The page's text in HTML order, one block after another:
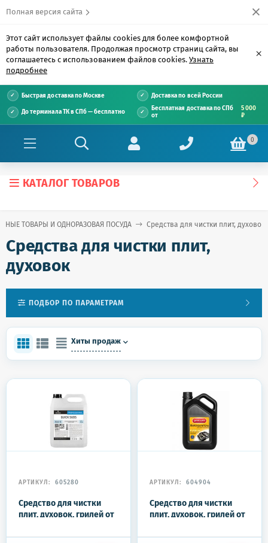
Полная версия сайта
Этот сайт использует файлы cookies для более комфортной
работы пользователя. Продолжая просмотр страниц сайта, вы
соглашаетесь с использованием файлов cookies. Узнать
подробнее
×
Быстрая доставка по Москве Доставка по всей России
До терминала ТК в СПб — бесплатно
Бесплатная доставка по СПб
от
5 000
₽
0
КАТАЛОГ ТОВАРОВ
ТОВАРЫ И ОДНОРАЗОВАЯ ПОСУДА Средства для чистки плит, духовок
Средства для чистки плит,
духовок
ПОДБОР ПО ПАРАМЕТРАМ
Хиты продаж
АРТИКУЛ: 605280
Средство для чистки
плит, духовок, грилей от
BRITE QUICK SUDS,
АРТИКУЛ: 604904
Средство для чистки
плит, духовок, грилей от
"Gold Professional",